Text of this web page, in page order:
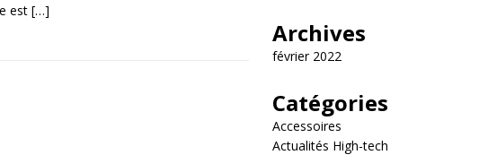
est […]
Archives
février 2022
Catégories
Accessoires
Actualités High-tech